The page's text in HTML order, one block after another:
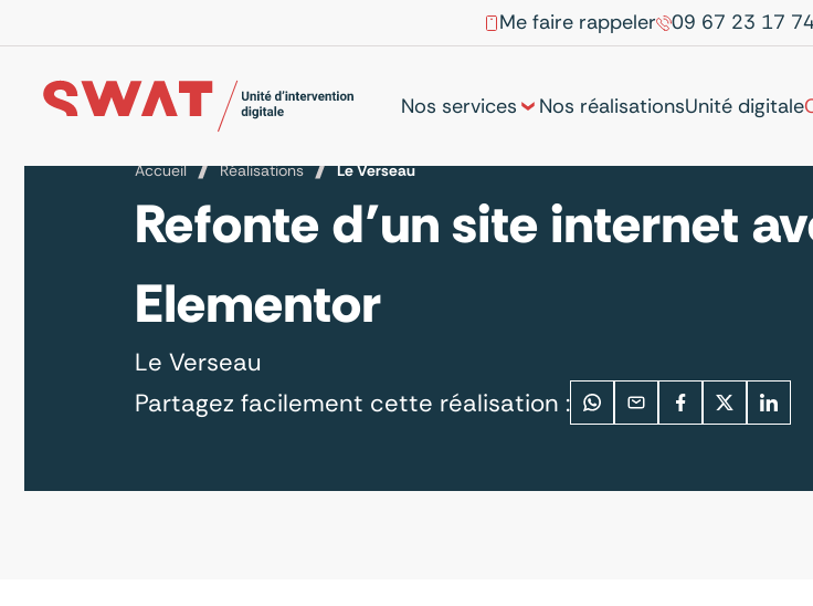
Me faire rappeler 09 67 23 17
Nos services Nos réalisationsUnité digitale
Accueil Réalisations Le Verseau
Refonte d’un site internet
Elementor
Le Verseau
Partagez facilement cette réalisation :